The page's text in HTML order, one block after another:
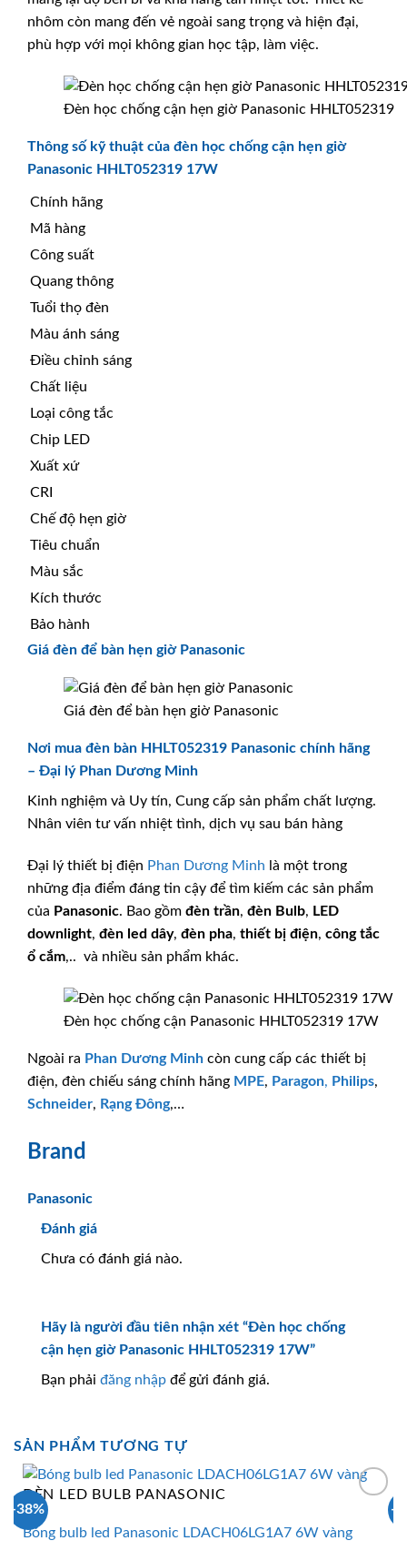
nhôm còn mang đến vẻ ngoài sang trọng và hiện đại,
phù hợp với mọi không gian học tập, làm việc.
Đèn học chống cận hẹn giờ Panasonic HHLT052319
Thông số kỹ thuật của đèn học chống cận hẹn giờ
Panasonic HHLT052319 17W
Chính hãng
Mã hàng
Công suất
Quang thông
Tuổi thọ đèn
Màu ánh sáng
Điều chỉnh sáng
Chất liệu
Loại công tắc
Chip LED
Xuất xứ
CRI
Chế độ hẹn giờ
Tiêu chuẩn
Màu sắc
Kích thước
Bảo hành
Giá đèn để bàn hẹn giờ Panasonic
Giá đèn để bàn hẹn giờ Panasonic
Nơi mua đèn bàn HHLT052319 Panasonic chính hãng
– Đại lý Phan Dương Minh
Kinh nghiệm và Uy tín, Cung cấp sản phẩm chất lượng.
Nhân viên tư vấn nhiệt tình, dịch vụ sau bán hàng
Đại lý thiết bị điện Phan Dương Minh là một trong
những địa điểm đáng tin cậy để tìm kiếm các sản phẩm
của Panasonic. Bao gồm đèn trần, đèn Bulb, LED
downlight, đèn led dây, đèn pha, thiết bị điện, công tắc
ổ cắm,.. và nhiều sản phẩm khác.
Đèn học chống cận Panasonic HHLT052319 17W
Ngoài ra Phan Dương Minh còn cung cấp các thiết bị
điện, đèn chiếu sáng chính hãng MPE, Paragon, Philips,
Schneider, Rạng Đông,…
Brand
Panasonic
Đánh giá
Chưa có đánh giá nào.
Hãy là người đầu tiên nhận xét “Đèn học chống
cận hẹn giờ Panasonic HHLT052319 17W”
Bạn phải đăng nhập để gửi đánh giá.
SẢN PHẨM TƯƠNG TỰ
-38%
ĐÈN LED BULB PANASONIC
Bóng bulb led Panasonic LDACH06LG1A7 6W vàng
-